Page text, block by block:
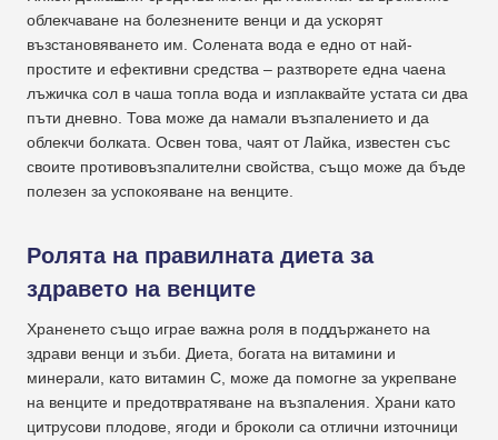
облекчаване на болезнените венци и да ускорят
възстановяването им. Солената вода е едно от най-
простите и ефективни средства – разтворете една чаена
лъжичка сол в чаша топла вода и изплаквайте устата си два
пъти дневно. Това може да намали възпалението и да
облекчи болката. Освен това, чаят от Лайка, известен със
своите противовъзпалителни свойства, също може да бъде
полезен за успокояване на венците.
Ролята на правилната диета за
здравето на венците
Храненето също играе важна роля в поддържането на
здрави венци и зъби. Диета, богата на витамини и
минерали, като витамин C, може да помогне за укрепване
на венците и предотвратяване на възпаления. Храни като
цитрусови плодове, ягоди и броколи са отлични източници